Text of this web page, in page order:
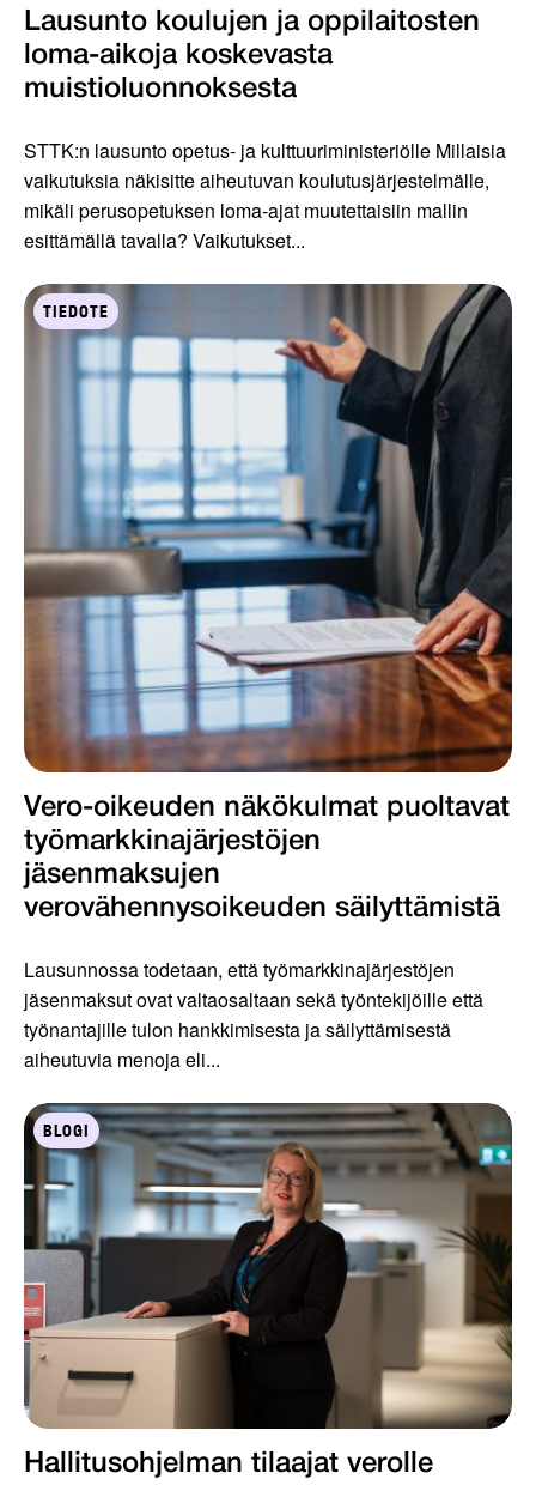
Lausunto koulujen ja oppilaitosten
loma-aikoja koskevasta
muistioluonnoksesta
STTK:n lausunto opetus- ja kulttuuriministeriölle Millaisia
vaikutuksia näkisitte aiheutuvan koulutusjärjestelmälle,
mikäli perusopetuksen loma-ajat muutettaisiin mallin
esittämällä tavalla? Vaikutukset...
TIEDOTE
Vero-oikeuden näkökulmat puoltavat
työmarkkinajärjestöjen
jäsenmaksujen
verovähennysoikeuden säilyttämistä
Lausunnossa todetaan, että työmarkkinajärjestöjen
jäsenmaksut ovat valtaosaltaan sekä työntekijöille että
työnantajille tulon hankkimisesta ja säilyttämisestä
aiheutuvia menoja eli...
BLOGI
Hallitusohjelman tilaajat verolle